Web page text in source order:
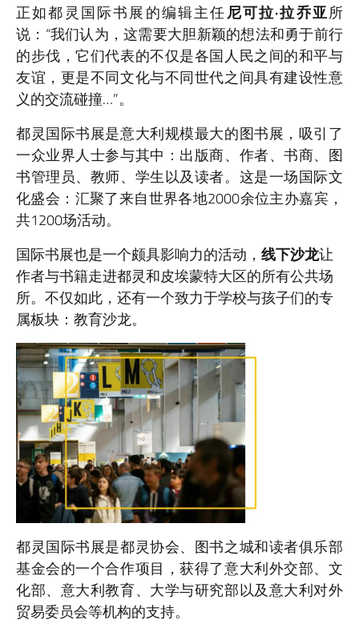
正如都灵国际书展的编辑主任尼可拉·拉乔亚所
说：“我们认为，这需要大胆新颖的想法和勇于前行
的步伐，它们代表的不仅是各国人民之间的和平与
友谊，更是不同文化与不同世代之间具有建设性意
义的交流碰撞…”。
都灵国际书展是意大利规模最大的图书展，吸引了
一众业界人士参与其中：出版商、作者、书商、图
书管理员、教师、学生以及读者。这是一场国际文
化盛会：汇聚了来自世界各地2000余位主办嘉宾，
共1200场活动。
国际书展也是一个颇具影响力的活动， 线下沙龙让
作者与书籍走进都灵和皮埃蒙特大区的所有公共场
所。不仅如此，还有一个致力于学校与孩子们的专
属板块：教育沙龙。
都灵国际书展是都灵协会、图书之城和读者俱乐部
基金会的一个合作项目，获得了意大利外交部、文
化部、意大利教育、大学与研究部以及意大利对外
贸易委员会等机构的支持。